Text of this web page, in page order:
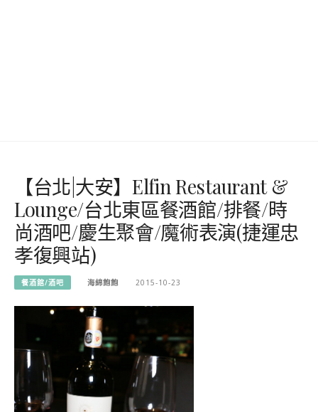
【台北|大安】Elfin Restaurant &
Lounge/台北東區餐酒館/排餐/時
尚酒吧/慶生聚會/魔術表演(捷運忠
孝復興站)
餐酒館/酒吧 海綿飽飽 2015-10-23